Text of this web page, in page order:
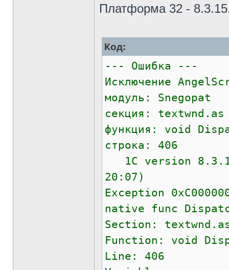
Платформа 32 -
Код:
--- Ошибка ---
Исключение
модуль: Snegopat
секция: textwnd.as
функция: void
строка: 406
1C version
20:07)
Exception
native func
Section:
Function: void
Line: 406